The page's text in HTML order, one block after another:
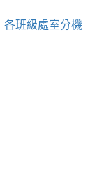
各班級處室分機